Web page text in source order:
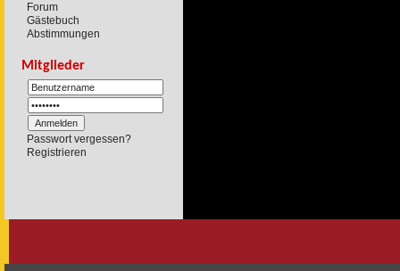
Forum
Gästebuch
Abstimmungen
Mitglieder
Passwort vergessen?
Registrieren